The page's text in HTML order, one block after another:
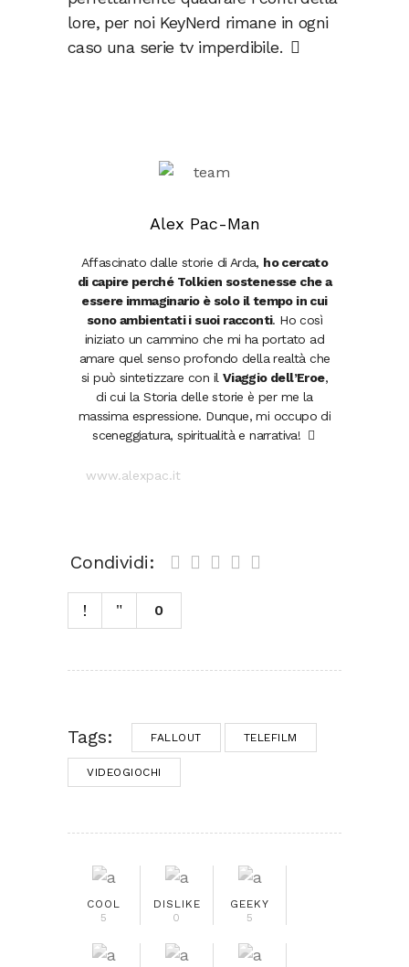
lore, per noi KeyNerd rimane in ogni
caso una serie tv imperdibile.
Alex Pac-Man
Affascinato dalle storie di Arda, ho cercato
di capire perché Tolkien sostenesse che a
essere immaginario è solo il tempo in cui
sono ambientati i suoi racconti. Ho così
iniziato un cammino che mi ha portato ad
amare quel senso profondo della realtà che
si può sintetizzare con il Viaggio dell’Eroe,
di cui la Storia delle storie è per me la
massima espressione. Dunque, mi occupo di
sceneggiatura, spiritualità e narrativa!
www.alexpac.it
Condividi:
0
Tags: FALLOUT TELEFILM
VIDEOGIOCHI
COOL
5
DISLIKE
0
GEEKY
5